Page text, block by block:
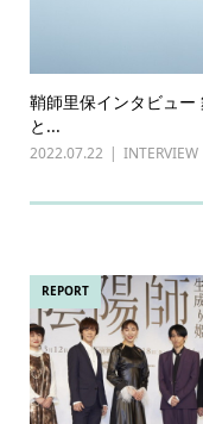
鞘師里保インタビュー
と...
2022.07.22 INTERVIEW
REPORT